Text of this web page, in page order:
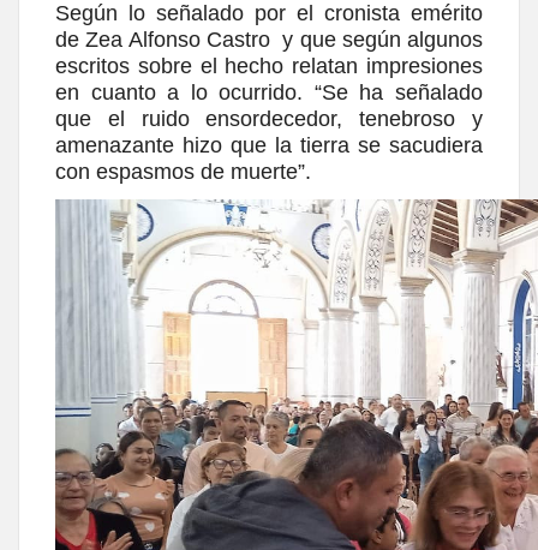
Según lo señalado por el cronista emérito
de Zea Alfonso Castro y que según algunos
escritos sobre el hecho relatan impresiones
en cuanto a lo ocurrido. “Se ha señalado
que el ruido ensordecedor, tenebroso y
amenazante hizo que la tierra se sacudiera
con espasmos de muerte”.